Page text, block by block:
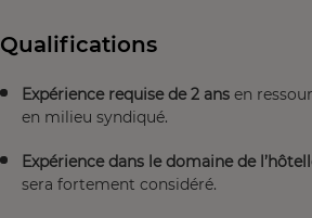
Qualifications
Expérience requise de 2 ans en
en milieu syndiqué.
Expérience dans le domaine de
sera fortement considéré.